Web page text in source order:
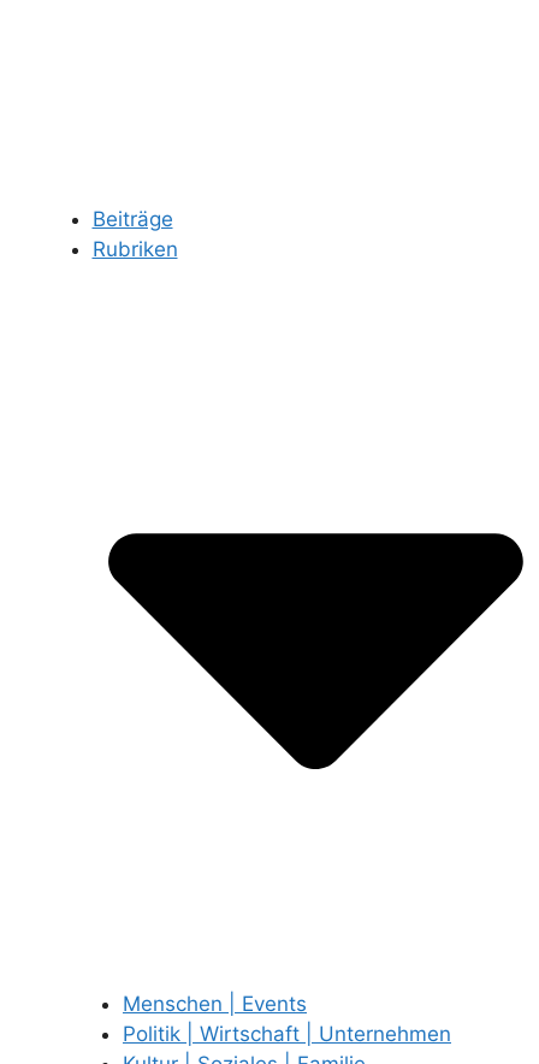
Beiträge
Rubriken
Menschen | Events
Politik | Wirtschaft | Unternehmen